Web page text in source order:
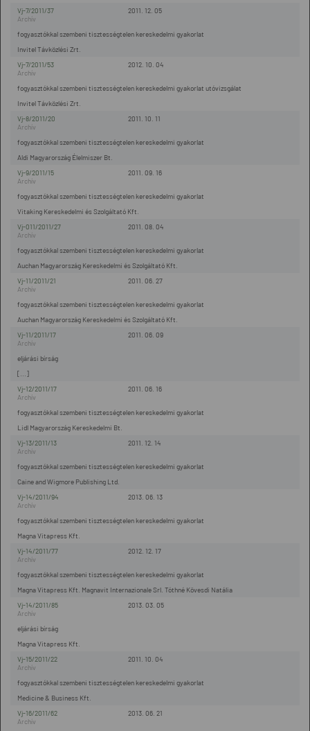
2011. 12. 05
Vj-7/2011/37
Invitel Távközlési Zrt.
fogyasztókkal szembeni tisztességtelen kereskedelmi gyakorlat
2012. 10. 04
Vj-7/2011/53
Invitel Távközlési Zrt.
fogyasztókkal szembeni tisztességtelen kereskedelmi gyakorlat utóvizsgálat
2011. 10. 11
Vj-8/2011/20
Aldi Magyarország Élelmiszer Bt.
fogyasztókkal szembeni tisztességtelen kereskedelmi gyakorlat
2011. 09. 16
Vj-9/2011/15
Vitaking Kereskedelmi és Szolgáltató Kft.
fogyasztókkal szembeni tisztességtelen kereskedelmi gyakorlat
2011. 08. 04
Vj-011/2011/27
Auchan Magyarország Kereskedelmi és Szolgáltató Kft.
fogyasztókkal szembeni tisztességtelen kereskedelmi gyakorlat
2011. 06. 27
Vj-11/2011/21
Auchan Magyarország Kereskedelmi és Szolgáltató Kft.
fogyasztókkal szembeni tisztességtelen kereskedelmi gyakorlat
2011. 06. 09
Vj-11/2011/17
[...]
eljárási bírság
2011. 06. 16
Vj-12/2011/17
Lidl Magyarország Kereskedelmi Bt.
fogyasztókkal szembeni tisztességtelen kereskedelmi gyakorlat
2011. 12. 14
Vj-13/2011/13
Caine and Wigmore Publishing Ltd.
fogyasztókkal szembeni tisztességtelen kereskedelmi gyakorlat
2013. 06. 13
Vj-14/2011/94
Magna Vitapress Kft.
fogyasztókkal szembeni tisztességtelen kereskedelmi gyakorlat
2012. 12. 17
Vj-14/2011/77
Magna Vitapress Kft. Magnavit Internazionale Srl. Tóthné Kövesdi Natália
fogyasztókkal szembeni tisztességtelen kereskedelmi gyakorlat
2013. 03. 05
Vj-14/2011/85
Magna Vitapress Kft.
eljárási bírság
2011. 10. 04
Vj-15/2011/22
Medicine & Business Kft.
fogyasztókkal szembeni tisztességtelen kereskedelmi gyakorlat
2013. 06. 21
Vj-16/2011/62